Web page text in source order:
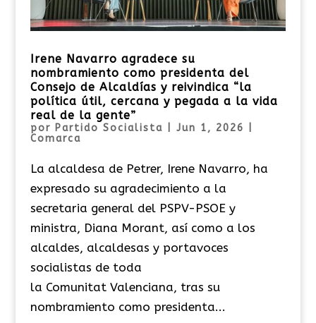
Irene Navarro agradece su
nombramiento como presidenta del
Consejo de Alcaldías y reivindica “la
política útil, cercana y pegada a la vida
real de la gente”
por Partido Socialista Jun 1, 2026
Comarca
La alcaldesa de Petrer, Irene Navarro, ha
expresado su agradecimiento a la
secretaria general del PSPV-PSOE y
ministra, Diana Morant, así como a los
alcaldes, alcaldesas y portavoces
socialistas de toda
la Comunitat Valenciana, tras su
nombramiento como presidenta...